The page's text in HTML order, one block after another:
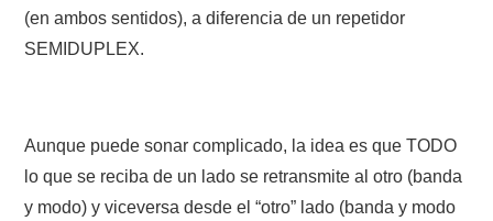
(en ambos sentidos), a diferencia de un repetidor
SEMIDUPLEX.
Aunque puede sonar complicado, la idea es que TODO
lo que se reciba de un lado se retransmite al otro (banda
y modo) y viceversa desde el “otro” lado (banda y modo